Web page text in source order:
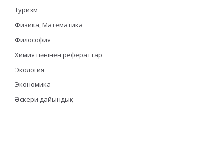
Туризм
Физика, Математика
Философия
Химия пәнінен рефераттар
Экология
Экономика
Әскери дайындық